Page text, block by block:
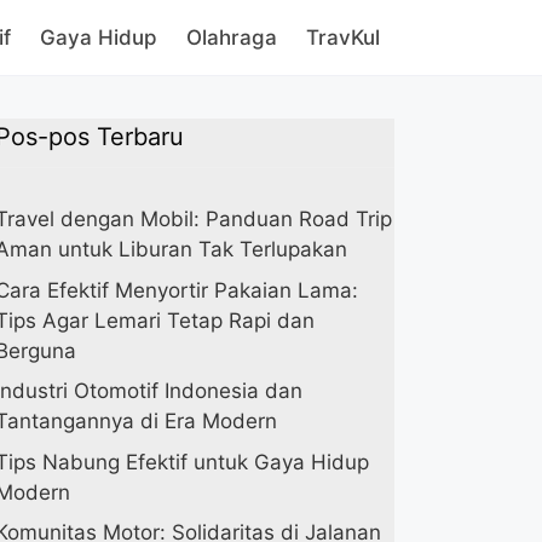
Gaya Hidup Olahraga TravKul
pos Terbaru
dengan Mobil: Panduan Road Trip
untuk Liburan Tak Terlupakan
Efektif Menyortir Pakaian Lama:
Agar Lemari Tetap Rapi dan
Otomotif Indonesia dan
di Era Modern
Nabung Efektif untuk Gaya Hidup
Motor: Solidaritas di Jalanan